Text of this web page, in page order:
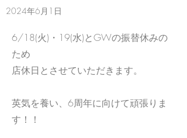
2024年6月1日
6/18(火)・19(水)とGWの振替休みの
ため
店休日とさせていただきます。
英気を養い、6周年に向けて頑張りま
す！！